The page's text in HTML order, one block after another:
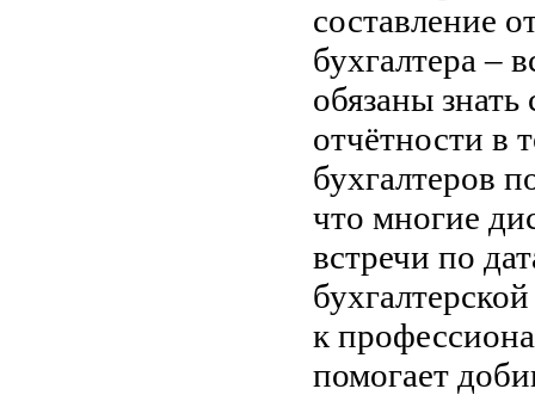
составление
бухгалтера –
обязаны
отчётности в
бухгалтеров
что многие
встречи по
к
помогает